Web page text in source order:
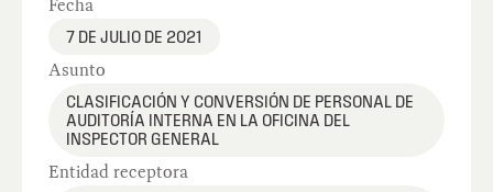
Fecha
7 DE JULIO DE 2021
Asunto
CLASIFICACIÓN Y CONVERSIÓN DE PERSONAL DE
AUDITORÍA INTERNA EN LA OFICINA DEL
INSPECTOR GENERAL
Entidad receptora